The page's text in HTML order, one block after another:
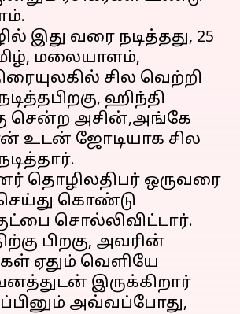
இது வரை நடித்தது, 25
மலையாளம்,
சில வெற்றி
ஹிந்தி
சென்ற அசின்,அங்கே
உடன் ஜோடியாக சில
தொழிலதிபர் ஒருவரை
கொண்டு
குட்பை சொல்லிவிட்டார்.
பிறகு, அவரின்
ஏதும் வெளியே
இருக்கிறார்
அவ்வப்போது,